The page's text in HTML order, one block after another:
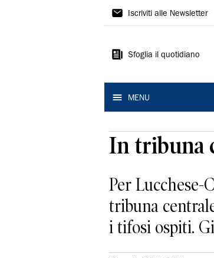
Gazzetta
Reggio
Iscriviti alle Newsletter
Sfoglia il quotidiano
MENU
In tribuna
Per Lucchese-
tribuna
i tifosi ospiti.